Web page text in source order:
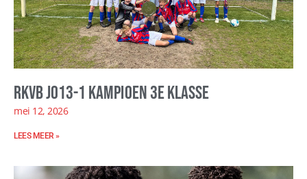
RKVB JO13-1 kampioen 3e klasse
mei 12, 2026
LEES MEER »